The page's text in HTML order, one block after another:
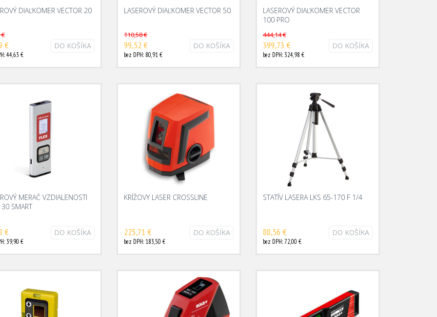
DIAĽKOMER VECTOR 20
€
€
44,63 €
DO KOŠÍKA
LASEROVÝ DIAĽKOMER VECTOR 50
110,58 €
99,52 €
bez DPH: 80,91 €
DO KOŠÍKA
LASEROVÝ DIAĽKOMER VECTOR
100 PRO
444,14 €
399,73 €
bez DPH: 324,98 €
DO KOŠÍKA
MERAČ VZDIALENOSTI
SMART
€
39,90 €
DO KOŠÍKA
KRÍŽOVY LASER CROSSLINE
225,71 €
bez DPH: 183,50 €
DO KOŠÍKA
STATÍV LASERA LKS 65-170 F 1/4
88,56 €
bez DPH: 72,00 €
DO KOŠÍKA